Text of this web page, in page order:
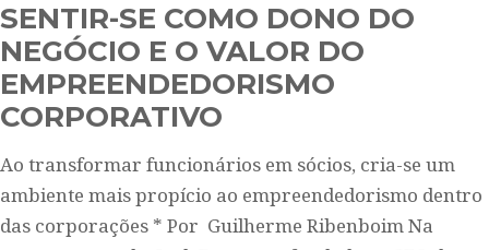
SENTIR-SE COMO DONO DO
NEGÓCIO E O VALOR DO
EMPREENDEDORISMO
CORPORATIVO
Ao transformar funcionários em sócios, cria-se um
ambiente mais propício ao empreendedorismo dentro
das corporações * Por Guilherme Ribenboim Na